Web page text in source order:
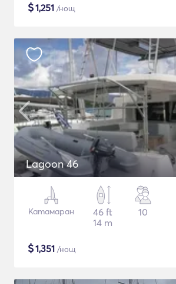
$1,251 /нощ
Lagoon 46
Катамаран
46 ft
14 m
10
$1,351 /нощ